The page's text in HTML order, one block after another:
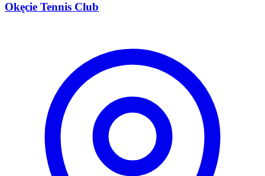
Okęcie Tennis Club